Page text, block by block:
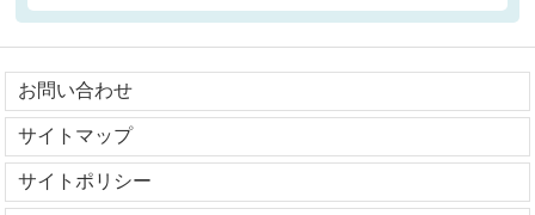
お問い合わせ
サイトマップ
サイトポリシー